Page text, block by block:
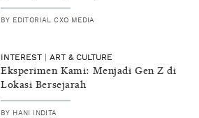
BY EDITORIAL CXO MEDIA
INTEREST ART & CULTURE
Eksperimen Kami: Menjadi Gen Z di
Lokasi Bersejarah
BY HANI INDITA